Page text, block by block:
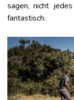
sagen, nicht
fantastisch.